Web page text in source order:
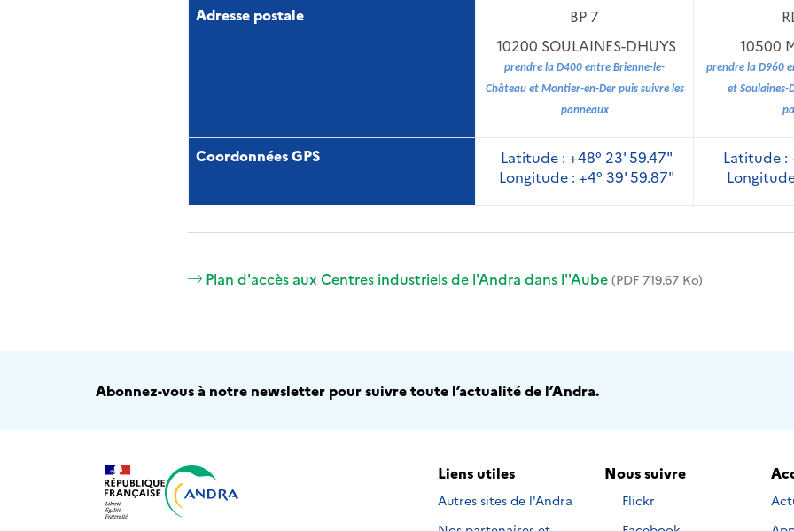
Adresse postale
BP 7
10200 SOULAINES-DHUYS
prendre la D400 entre Brienne-le-
Château et Montier-en-Der puis suivre les
panneaux
10500
prendre la D960
et Soulaines-
Coordonnées GPS Latitude : +48° 23' 59.47"
Longitude : +4° 39' 59.87"
Latitude :
Plan d'accès aux Centres industriels de l'Andra dans l''Aube (PDF 719.67 Ko)
Abonnez-vous à notre newsletter pour suivre toute l’actualité de l’Andra.
Liens utiles
Autres sites de l'Andra
Nous suivre
Nous
Flickr